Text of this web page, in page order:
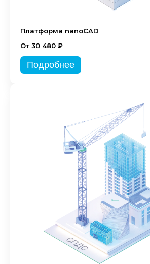
Платформа nanoCAD
От 30 480 ₽
Подробнее